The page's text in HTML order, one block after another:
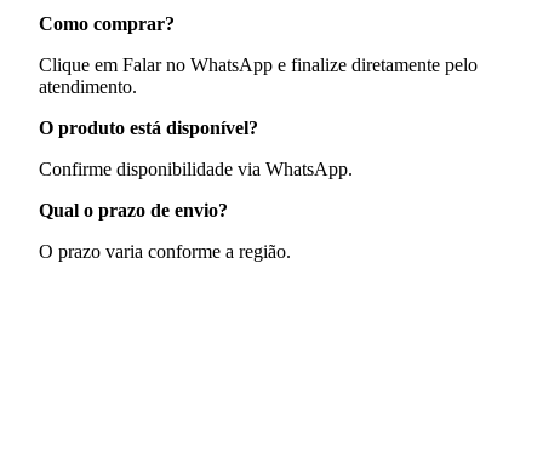
Como comprar?
Clique em Falar no WhatsApp e finalize diretamente pelo
atendimento.
O produto está disponível?
Confirme disponibilidade via WhatsApp.
Qual o prazo de envio?
O prazo varia conforme a região.